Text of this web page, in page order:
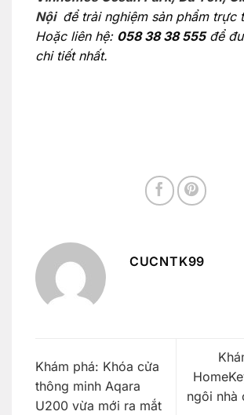
Nội để trải nghiệm sản phẩm trực
Hoặc liên hệ: 058 38 38 555để
chi tiết nhất.
CUCNTK99
Khám phá: Khóa cửa
thông minh Aqara
U200 vừa mới ra mắt
ngôi nhà